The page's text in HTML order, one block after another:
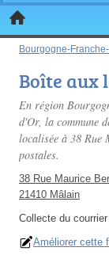
Bourgogne-
Boîte aux
En région
d'Or, la commune
localisée à 38 Rue
postales.
38 Rue Maurice
21410 Mâlain
Collecte du
Améliorer cette